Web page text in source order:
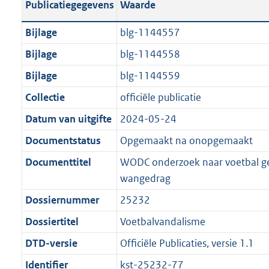
i
e
i
n
f
o
r
m
a
3
K
b
t
i
e
i
n
f
o
r
m
t
K
a
t
i
e
i
n
f
o
r
a
t
5
b
c
a
t
i
e
i
n
f
o
a
a
t
:
K
a
n
d
s
g
r
o
o
t
t
e
:
K
b
a
n
d
s
g
r
o
o
t
t
e
2
K
b
Publicatiegegevens Waarde
Bijlage
blg-1144557
Bijlage
blg-1144558
Bijlage
blg-1144559
Collectie
officiële publicatie
Datum van uitgifte
2024-05-24
Documentstatus
Opgemaakt na onopgemaakt
Documenttitel
WODC onderzoek naar voetbal
wangedrag
Dossiernummer
25232
Dossiertitel
Voetbalvandalisme
DTD-versie
Officiële Publicaties, versie 1.1
Identifier
kst-25232-77